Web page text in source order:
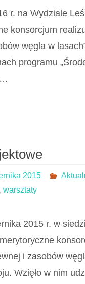
r. na Wydziale
konsorcjum
węgla w
programu
2015
warsztaty
2015 r. w
i zasobów
Wzięło w nim